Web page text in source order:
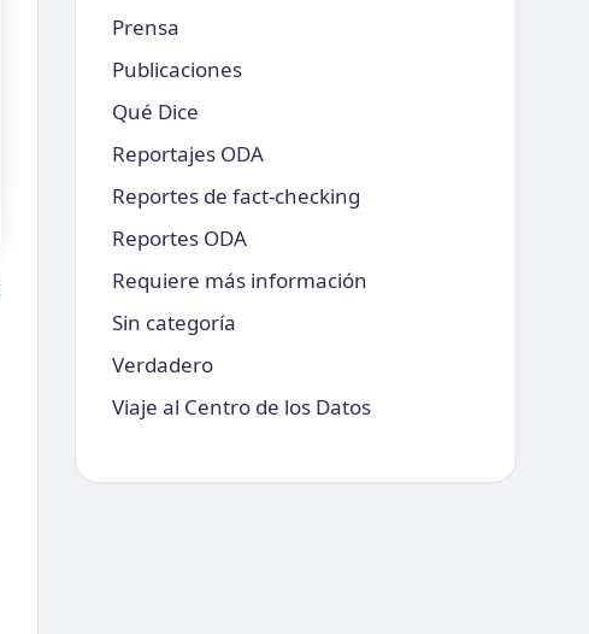
Prensa
Publicaciones
Qué Dice
Reportajes ODA
Reportes de fact-checking
Reportes ODA
Requiere más información
Sin categoría
Verdadero
Viaje al Centro de los Datos